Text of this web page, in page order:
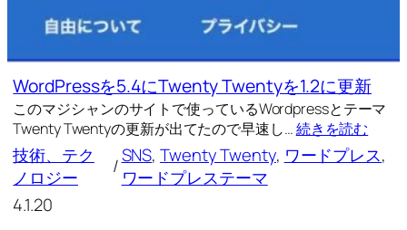
WordPressを5.4にTwenty Twentyを1.2に更新
このマジシャンのサイトで使っているWordpressとテーマ
Twenty Twentyの更新が出てたので早速し…続きを読む
技術、テク
ノロジー
/SNS, Twenty Twenty, ワードプレス
ワードプレステーマ
4.1.20